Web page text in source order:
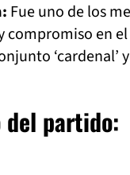
Fue uno de los
compromiso en
‘cardenal’
del partido: